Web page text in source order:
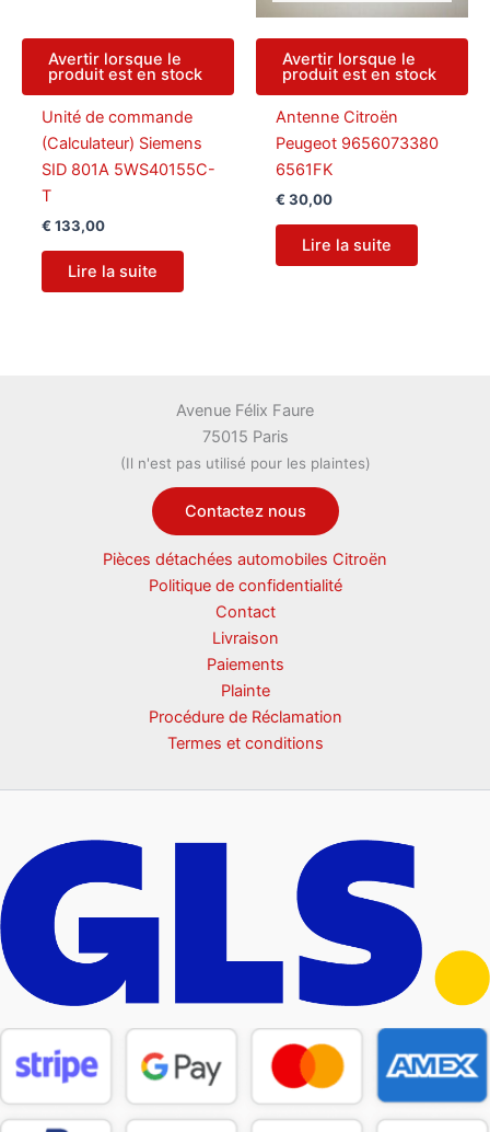
Avertir lorsque le
produit est en stock
Unité de commande
(Calculateur) Siemens
SID 801A 5WS40155C-
T
€ 133,00
Lire la suite
Avertir lorsque le
produit est en stock
Antenne Citroën
Peugeot 9656073380
6561FK
€ 30,00
Lire la suite
Avenue Félix Faure
75015 Paris
(Il n'est pas utilisé pour les plaintes)
Contactez nous
Pièces détachées automobiles Citroën
Politique de confidentialité
Contact
Livraison
Paiements
Plainte
Procédure de Réclamation
Termes et conditions